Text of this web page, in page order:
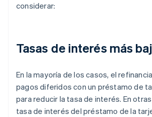
considerar:
Tasas de interés más
En la mayoría de los casos, el
pagos diferidos con un préstamo de
para reducir la tasa de interés. En
tasa de interés del préstamo de la